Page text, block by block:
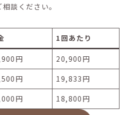
談ください。
1回あたり
円
20,900円
円
19,833円
円 18,800円